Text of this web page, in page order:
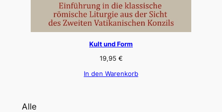
Kult und Form
19,95 €
In den Warenkorb
Alle